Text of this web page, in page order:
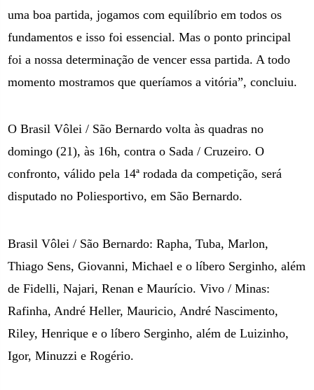
uma boa partida, jogamos com equilíbrio em todos os
fundamentos e isso foi essencial. Mas o ponto principal
foi a nossa determinação de vencer essa partida. A todo
momento mostramos que queríamos a vitória”, concluiu.
O Brasil Vôlei / São Bernardo volta às quadras no
domingo (21), às 16h, contra o Sada / Cruzeiro. O
confronto, válido pela 14ª rodada da competição, será
disputado no Poliesportivo, em São Bernardo.
Brasil Vôlei / São Bernardo: Rapha, Tuba, Marlon,
Thiago Sens, Giovanni, Michael e o líbero Serginho, além
de Fidelli, Najari, Renan e Maurício. Vivo / Minas:
Rafinha, André Heller, Mauricio, André Nascimento,
Riley, Henrique e o líbero Serginho, além de Luizinho,
Igor, Minuzzi e Rogério.